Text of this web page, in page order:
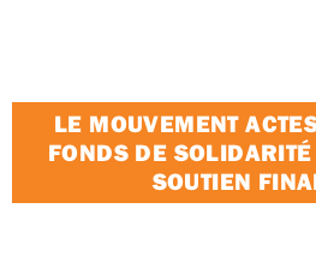
LE MOUVEMENT
FONDS DE
SOUTIEN